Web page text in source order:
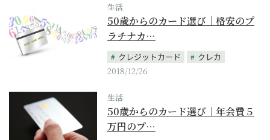
生活
50歳からのカード選び｜格安のプ
ラチナカ…
クレジットカード
クレカ
2018/12/26
生活
50歳からのカード選び｜年会費５
万円のプ…